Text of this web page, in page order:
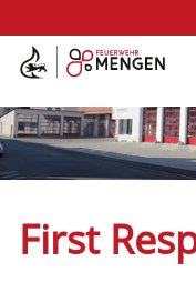
Kontakt Impressum
Die
First